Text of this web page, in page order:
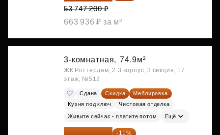
53 747 200 ₽
663 936 ₽ за м²
3-комнатная, 74.9м²
ЖК Роттердам, 2.3 корпус, 3 секция, 17
этаж, №512
Сдана Скидка
Меблировка
Кухня под ключ
Чистовая отделка
Живите сейчас - платите потом Ещё
48 755 855 ₽ -11%